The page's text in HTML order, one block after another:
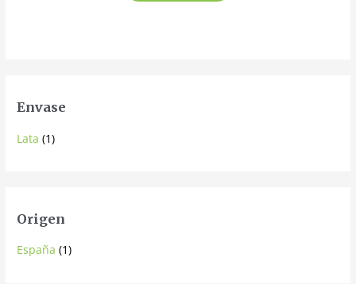
Envase
Lata (1)
Origen
España (1)